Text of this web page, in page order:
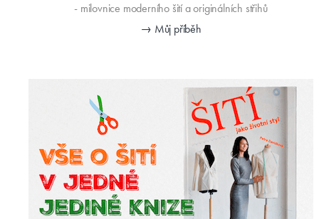
- milovnice moderního šití a originálních střihů
→ Můj příběh